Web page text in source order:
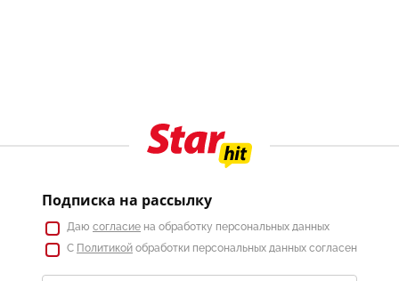
Подписка на рассылку
Даю согласие на обработку персональных данных
С Политикой обработки персональных данных согласен